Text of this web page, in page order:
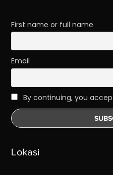
First name or full name
Email
By continuing, you
Lokasi